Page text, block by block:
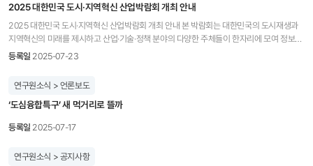
2025 대한민국 도시·지역혁신 산업박람회 개최 안내
2025 대한민국 도시·지역혁신 산업박람회 개최 안내 본 박람회는 대한민국의 도시재생과
지역혁신의 미래를 제시하고 산업·기술·정책 분야의 다양한 주체들이 한자리에 모여 정보를
공유하며 협력기회를 모색하는 국내 최대의 도시혁신 박람회로, 2019년부터 매년 개최되며
유휴공간이 문화시설로 새롭게 탄생하는 과정을 박람회를 통해 직접 경험할 수 있습니다.
행사 기간 중에는 정부 부처, 지자체, 기업 등 도시재생 관련 참가 기관의 홍보부스 전시가
개막식과 컨퍼런스를 비롯한 풍성한 행사들도 함께합니다. 2025 대한민국 도시·지역혁신
통해 확인할 수 있습니다. 홈페이지 : http://kcriexpo.kr/ 사무국 : 02-785-5801 /
등록일 2025-07-23
연구원소식 > 언론보도
‘도심융합특구’ 새 먹거리로 뜰까
등록일 2025-07-17
연구원소식 > 공지사항